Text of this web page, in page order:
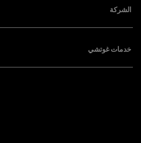
الشركة
خدمات غوتشي